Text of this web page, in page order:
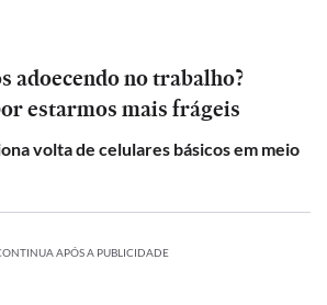
adoecendo no trabalho?
estarmos mais frágeis
volta de celulares básicos em meio
APÓS A PUBLICIDADE